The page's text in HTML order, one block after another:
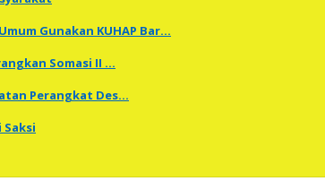
Gunakan KUHAP Bar…
Somasi II …
Perangkat Des…
Saksi